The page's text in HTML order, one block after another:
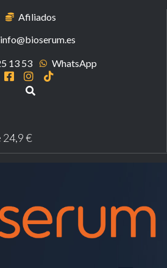
Afiliados
info@bioserum.es
13 53 WhatsApp
24,9 €